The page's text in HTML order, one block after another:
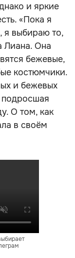
и яркие
«Пока я
я выбираю то,
Лиана. Она
бежевые,
костюмчики.
и бежевых
подросшая
О том, как
в своём